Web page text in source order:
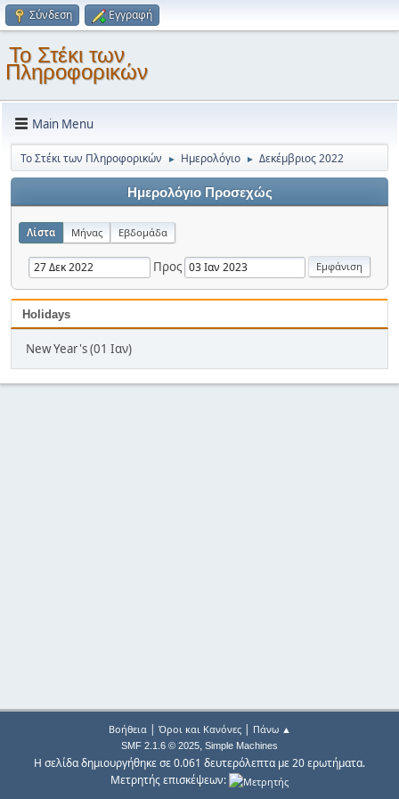
Σύνδεση Εγγραφή
Το Στέκι των
Πληροφορικών
Main Menu
Το Στέκι των Πληροφορικών ► Ημερολόγιο ► Δεκέμβριος 2022
Ημερολόγιο Προσεχώς
Λίστα Μήνας Εβδομάδα
Προς
Holidays
New Year's (01 Ιαν)
Βοήθεια| Όροι και Κανόνες| Πάνω ▲
SMF 2.1.6 © 2025, Simple Machines
Η σελίδα δημιουργήθηκε σε 0.061 δευτερόλεπτα με 20 ερωτήματα.
Μετρητής επισκέψεων: